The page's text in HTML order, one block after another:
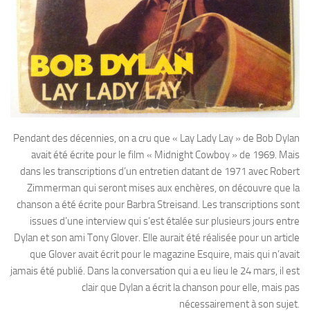
Pendant des décennies, on a cru que « Lay Lady Lay » de Bob Dylan
avait été écrite pour le film « Midnight Cowboy » de 1969. Mais
dans les transcriptions d’un entretien datant de 1971 avec Robert
Zimmerman qui seront mises aux enchères, on découvre que la
chanson a été écrite pour Barbra Streisand. Les transcriptions sont
issues d’une interview qui s’est étalée sur plusieurs jours entre
Dylan et son ami Tony Glover. Elle aurait été réalisée pour un article
que Glover avait écrit pour le magazine Esquire, mais qui n’avait
jamais été publié. Dans la conversation qui a eu lieu le 24 mars, il est
clair que Dylan a écrit la chanson pour elle, mais pas
nécessairement à son sujet.